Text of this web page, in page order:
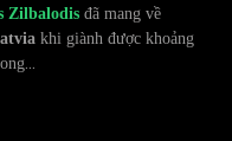
Zilbalodis đã mang về
khi giành được khoảng
...